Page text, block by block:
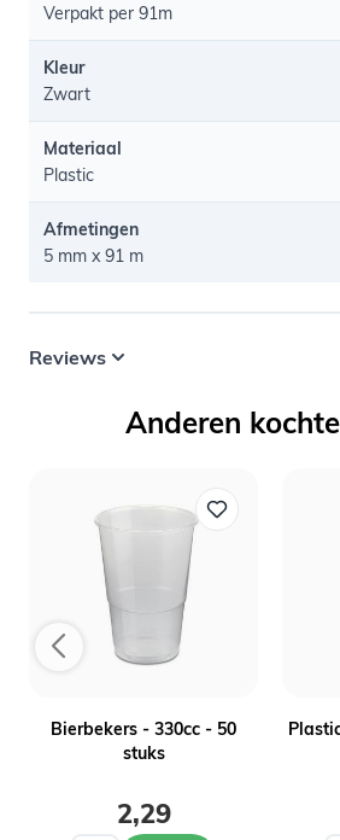
Verpakt per 91m
Kleur
Zwart
Materiaal
Plastic
Afmetingen
5 mm x 91 m
Reviews
Anderen
Bierbekers - 330cc - 50
stuks
2,29